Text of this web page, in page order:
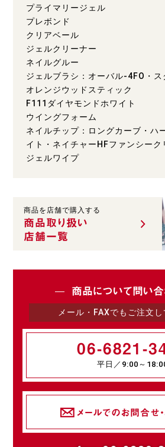
プライマリージェル
プレボンド
クリアベール
ジェルクリーナー
ネイルグルー
ジェルブラシ：オーバル-4FO・
オレンジウッドスティック
F111ダイヤモンドホワイト
ウイングフォーム
ネイルチップ：ロングカーブ・ハ
イト・ネイチャーHFファンシーク
ジェルワイプ
商品を店舗で購入する
商品取り扱い
店舗一覧
商品について問い合
メール・FAXでもご注文
06-6821-
平日／9:00～
メールでのお問合せ